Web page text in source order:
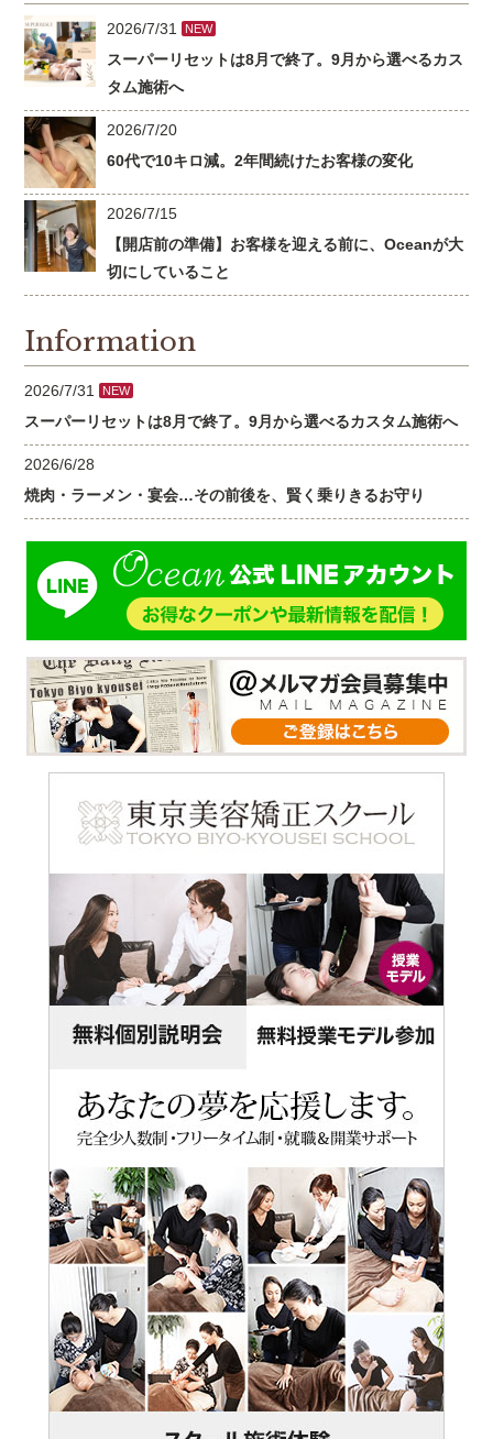
2026/7/31 NEW
スーパーリセットは8月で終了。9月から選べるカス
タム施術へ
2026/7/20
60代で10キロ減。2年間続けたお客様の変化
2026/7/15
【開店前の準備】お客様を迎える前に、Oceanが大
切にしていること
Information
2026/7/31 NEW
スーパーリセットは8月で終了。9月から選べるカスタム施術へ
2026/6/28
焼肉・ラーメン・宴会…その前後を、賢く乗りきるお守り